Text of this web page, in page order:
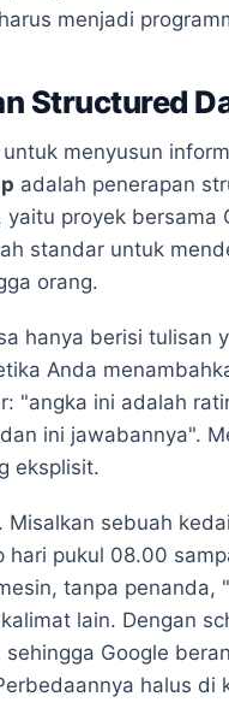
menjadi
Structured
menyusun
adalah penerapan
yaitu proyek bersama
standar untuk
orang.
hanya berisi tulisan
Anda
"angka ini adalah
ini jawabannya".
eksplisit.
sebuah
pukul 08.00
tanpa
lain. Dengan
sehingga Google
halus